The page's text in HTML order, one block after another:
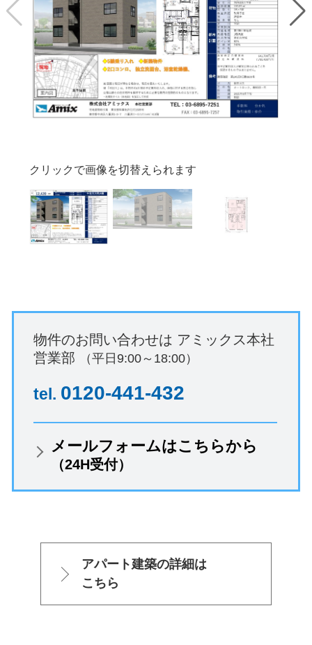
クリックで画像を切替えられます
物件のお問い合わせは アミックス本社
営業部
（平日9:00～18:00）
tel. 0120-441-432
メールフォームはこちらから
（24H受付）
アパート建築の詳細は
こちら